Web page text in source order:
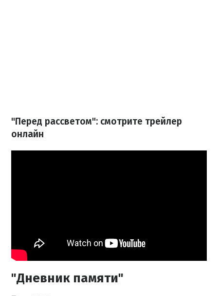
"Перед рассветом": смотрите трейлер
онлайн
"Дневник памяти"